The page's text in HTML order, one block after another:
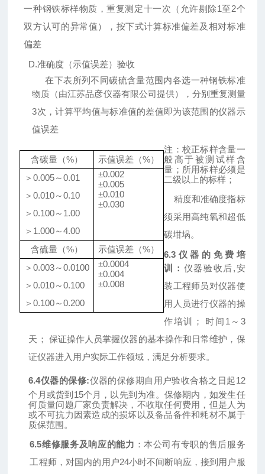
一种钢铁标样物质，重复测定十一次（允许剔除1至2个
双方认可的异常值），按下式计算标准偏差及相对标准
偏差
D.准确度（示值误差）验收
在下表所列不同碳硫含量范围内各选一种钢铁标准
物质（由江苏品彦仪器有限公司提供），分别重复测量
3次，计算平均值与标准值的差值即为该范围的仪器示
值误差
含碳量（%） 示值误差（%）
＞0.005～0.01
＞0.010～0.10
＞0.100～1.00
＞ 1.000～4.00
±0.002
±0.005
±0.010
±0.030
含硫量（%） 示值误差（%）
＞0.003～0.0100
＞0.010～0.100
＞0.100～0.200
±0.0004
±0.004
±0.008
注：校正标样含量一
般高于被测试样含
量；所用标样必须是
二级以上的标样；
精度和准确度指标
须采用高纯氧和超低
碳坩埚。
6.3仪器的免费培
训： 仪器验收后,安
装工程师员对仪器使
用人员进行仪器的操
作培训； 时间1～3
天； 保证操作人员掌握仪器的基本操作和日常维护，保
证仪器进入用户实际工作领域，满足分析要求。
6.4仪器的保修:仪器的保修期自用户验收合格之日起12
个月或货到 15个月，以先到为准。保修期内，如发生任
何质量问题厂家负责解决，不收取任何费用，但是人为
或不可抗力因素造成的损坏以及备品备件和耗材不属于
质保范围。
6.5维修服务及响应的能力 ：本公司有专职的售后服务
工程师，对国内的用户24小时不间断响应，接到用户服